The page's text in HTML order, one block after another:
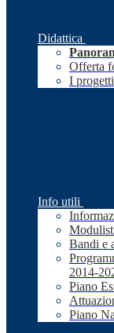
Didattica
Offerta
I
Info utili
Bandi e
2014-
Piano
Piano